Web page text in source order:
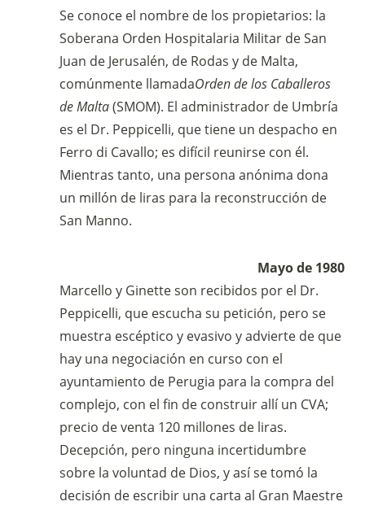
Se conoce el nombre de los propietarios: la
Soberana Orden Hospitalaria Militar de San
Juan de Jerusalén, de Rodas y de Malta,
comúnmente llamadaOrden de los Caballeros
de Malta(SMOM). El administrador de Umbría
es el Dr. Peppicelli, que tiene un despacho en
Ferro di Cavallo; es difícil reunirse con él.
Mientras tanto, una persona anónima dona
un millón de liras para la reconstrucción de
San Manno.
Mayo de 1980
Marcello y Ginette son recibidos por el Dr.
Peppicelli, que escucha su petición, pero se
muestra escéptico y evasivo y advierte de que
hay una negociación en curso con el
ayuntamiento de Perugia para la compra del
complejo, con el fin de construir allí un CVA;
precio de venta 120 millones de liras.
Decepción, pero ninguna incertidumbre
sobre la voluntad de Dios, y así se tomó la
decisión de escribir una carta al Gran Maestre
IBAN:IT49S0200803039000102071988
(clicca per copiare)